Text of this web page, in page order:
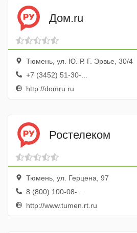
Дом.ru
Тюмень, ул. Ю. Р. Г. Эрвье, 30/4
+7 (3452) 51-30-...
http://domru.ru
Ростелеком
Тюмень, ул. Герцена, 97
8 (800) 100-08-...
http://www.tumen.rt.ru